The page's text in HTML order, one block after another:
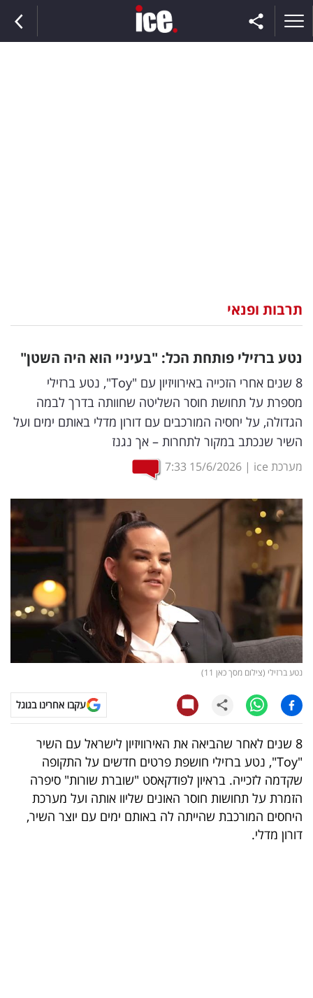
וצרכנות
וטק
שיווק
ופרסום
מדדים
ומחקרים
דעות
רכילות
עסקית
קריפטו
טלוויזיה
עסקי
ספורט
קריירה
ולימודים
תרבות ופנאי
נטע ברזילי פותחת הכל: "בעיניי הוא היה השטן"
8 שנים אחרי הזכייה באירוויזיון עם "Toy", נטע ברזילי
מספרת על תחושת חוסר השליטה שחוותה בדרך לבמה
הגדולה, על יחסיה המורכבים עם דורון מדלי באותם ימים ועל
השיר שנכתב במקור לתחרות – אך נגנז
מערכת ice |
15/6/2026
7:33
נטע ברזילי (צילום מסך כאן 11)
עקבו אחרינו בגוגל
8 שנים לאחר שהביאה את האירוויזיון לישראל עם השיר
"Toy", נטע ברזילי חושפת פרטים חדשים על התקופה
שקדמה לזכייה. בראיון לפודקאסט "שוברת שורות" סיפרה
הזמרת על תחושות חוסר האונים שליוו אותה ועל מערכת
היחסים המורכבת שהייתה לה באותם ימים עם יוצר השיר,
דורון מדלי.